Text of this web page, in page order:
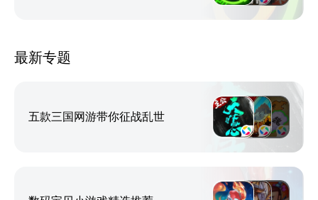
最新专题
五款三国网游带你征战乱世